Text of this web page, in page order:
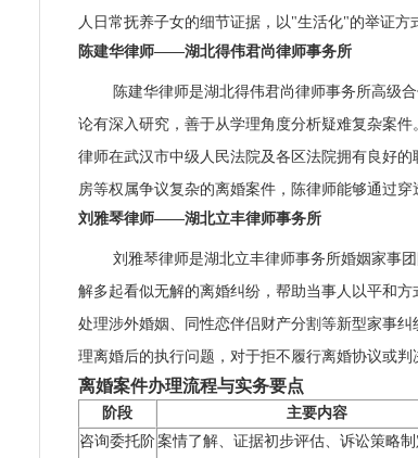
人日常抚养子女的细节证据，以"生活化"的举证方
陈建华律师——湖北得伟君尚律师事务所
陈建华律师是湖北得伟君尚律师事务所高级
论有深入研究，善于从学理角度分析疑难复杂案
律师在武汉市中级人民法院及各区法院拥有良好
房等权属争议复杂的离婚案件，陈律师能够通过穿
刘雅琴律师——湖北立丰律师事务所
刘雅琴律师是湖北立丰律师事务所婚姻家事
解多起看似无解的离婚纠纷，帮助当事人以平和
处理涉外婚姻、同性恋伴侣财产分割等新型家事
理离婚后的执行问题，对于拒不履行离婚协议或
离婚案件办理流程与实务要点
阶段 主要内容
咨询委托阶案情了解、证据初步评估、诉讼策略